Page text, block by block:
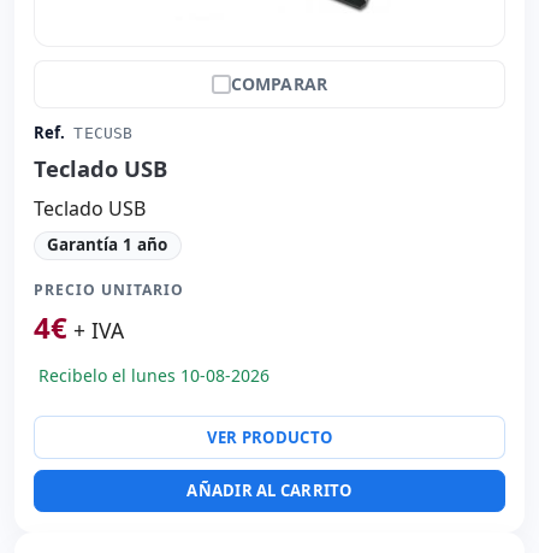
COMPARAR
Ref. TECUSB
Teclado USB
Teclado USB
Garantía 1 año
PRECIO UNITARIO
4€ + IVA
Recibelo el lunes 10-08-2026
VER PRODUCTO
AÑADIR AL CARRITO